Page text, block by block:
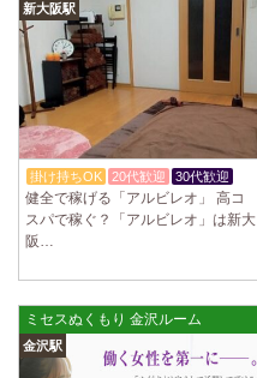
新大阪駅
掛け持ちOK 20代歓迎 30代歓迎
健全で稼げる「アルビレオ」 高コ
スパで稼ぐ？「アルビレオ」は新大
阪…
ミセスぬくもり 金沢ルーム
金沢駅